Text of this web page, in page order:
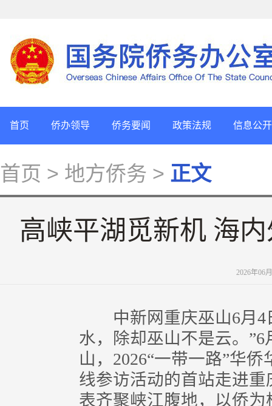
首页 侨办领导 侨务要闻 政策法规 信息公开
首页 > 地方侨务 > 正文
高峡平湖觅新机 海
2026年06
中新网重庆巫山6月4
水，除却巫山不是云。
山，2026“一带一路”华
线参访活动的首站走进
表齐聚峡江腹地，以侨